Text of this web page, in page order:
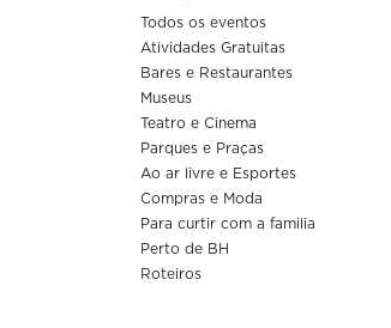
Todos os eventos
Atividades Gratuitas
Bares e Restaurantes
Museus
Teatro e Cinema
Parques e Praças
Ao ar livre e Esportes
Compras e Moda
Para curtir com a familia
Perto de BH
Roteiros